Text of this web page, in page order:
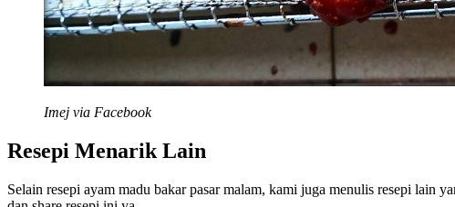
Imej via Facebook
Resepi Menarik Lain
Selain resepi ayam madu bakar pasar malam, kami juga menulis resepi lain